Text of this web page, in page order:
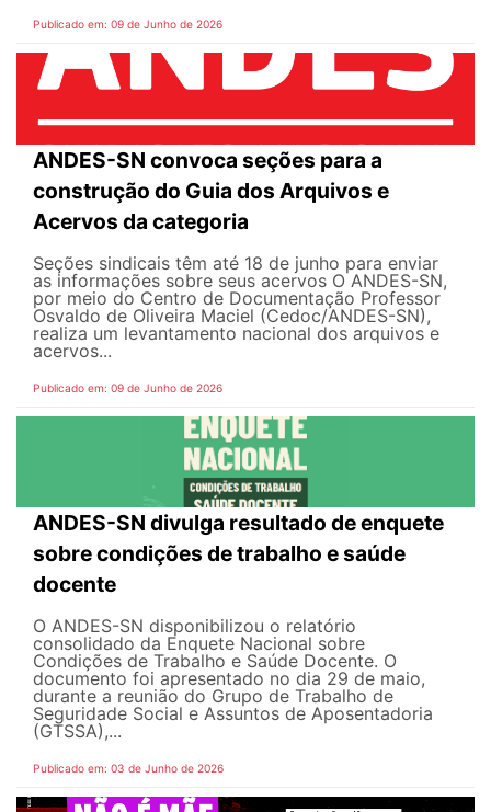
Publicado em: 09 de Junho de 2026
ANDES-SN convoca seções para a
construção do Guia dos Arquivos e
Acervos da categoria
Seções sindicais têm até 18 de junho para enviar
as informações sobre seus acervos O ANDES-SN,
por meio do Centro de Documentação Professor
Osvaldo de Oliveira Maciel (Cedoc/ANDES-SN),
realiza um levantamento nacional dos arquivos e
acervos...
Publicado em: 09 de Junho de 2026
ANDES-SN divulga resultado de enquete
sobre condições de trabalho e saúde
docente
O ANDES-SN disponibilizou o relatório
consolidado da Enquete Nacional sobre
Condições de Trabalho e Saúde Docente. O
documento foi apresentado no dia 29 de maio,
durante a reunião do Grupo de Trabalho de
Seguridade Social e Assuntos de Aposentadoria
(GTSSA),...
Publicado em: 03 de Junho de 2026